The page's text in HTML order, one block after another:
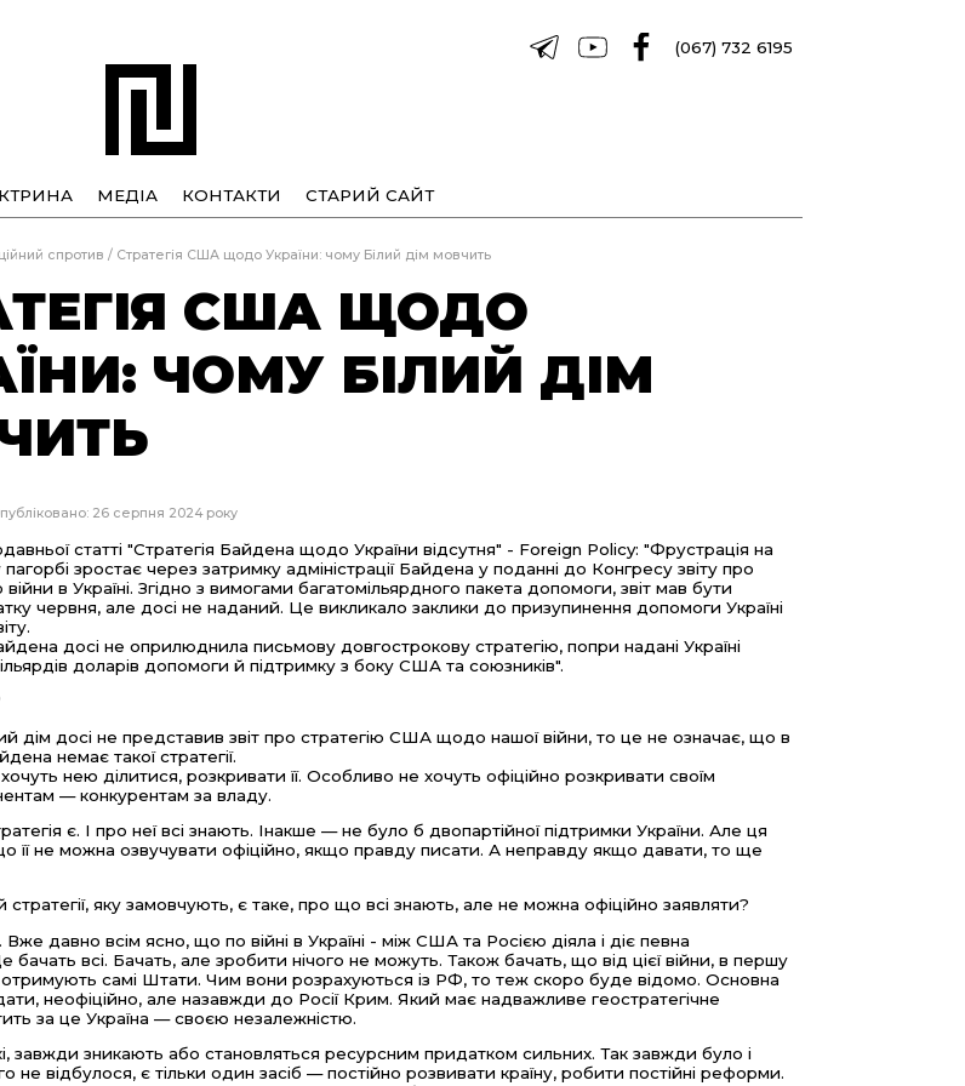
(067) 732 6195
МЕДІА КОНТАКТИ СТАРИЙ САЙТ
спротив / Стратегія США щодо України: чому Білий дім мовчить
США ЩОДО
ЧОМУ БІЛИЙ ДІМ
26 серпня 2024 року
статті "Стратегія Байдена щодо України відсутня" - Foreign Policy: "Фрустрація на
пагорбі зростає через затримку адміністрації Байдена у поданні до Конгресу звіту про
в Україні. Згідно з вимогами багатомільярдного пакета допомоги, звіт мав бути
червня, але досі не наданий. Це викликало заклики до призупинення допомоги Україні
досі не оприлюднила письмову довгострокову стратегію, попри надані Україні
доларів допомоги й підтримку з боку США та союзників".
дім досі не представив звіт про стратегію США щодо нашої війни, то це не означає, що в
немає такої стратегії.
нею ділитися, розкривати її. Особливо не хочуть офіційно розкривати своїм
— конкурентам за владу.
є. І про неї всі знають. Інакше — не було б двопартійної підтримки України. Але ця
її не можна озвучувати офіційно, якщо правду писати. А неправду якщо давати, то ще
яку замовчують, є таке, про що всі знають, але не можна офіційно заявляти?
Вже давно всім ясно, що по війні в Україні - між США та Росією діяла і діє певна
бачать всі. Бачать, але зробити нічого не можуть. Також бачать, що від цієї війни, в першу
самі Штати. Чим вони розрахуються із РФ, то теж скоро буде відомо. Основна
неофіційно, але назавжди до Росії Крим. Який має надважливе геостратегічне
за це Україна — своєю незалежністю.
завжди зникають або становляться ресурсним придатком сильних. Так завжди було і
не відбулося, є тільки один засіб — постійно розвивати країну, робити постійні реформи.